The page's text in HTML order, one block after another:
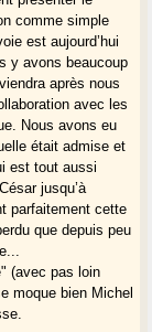
comme simple
est aujourd’hui
y avons beaucoup
après nous
avec les
Nous avons eu
était admise et
est tout aussi
jusqu’à
parfaitement cette
que depuis peu
(avec pas loin
moque bien Michel